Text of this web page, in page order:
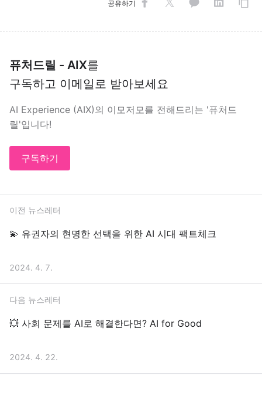
공유하기
퓨처드릴 - AIX를
구독하고 이메일로 받아보세요
AI Experience (AIX)의 이모저모를 전해드리는 '퓨처드
릴'입니다!
구독하기
이전 뉴스레터
💫 유권자의 현명한 선택을 위한 AI 시대 팩트체크
2024. 4. 7.
다음 뉴스레터
💥 사회 문제를 AI로 해결한다면? AI for Good
2024. 4. 22.